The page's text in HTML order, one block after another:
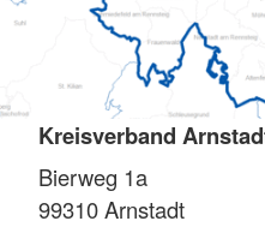
Kreisverband
Bierweg 1a
99310Arnstadt